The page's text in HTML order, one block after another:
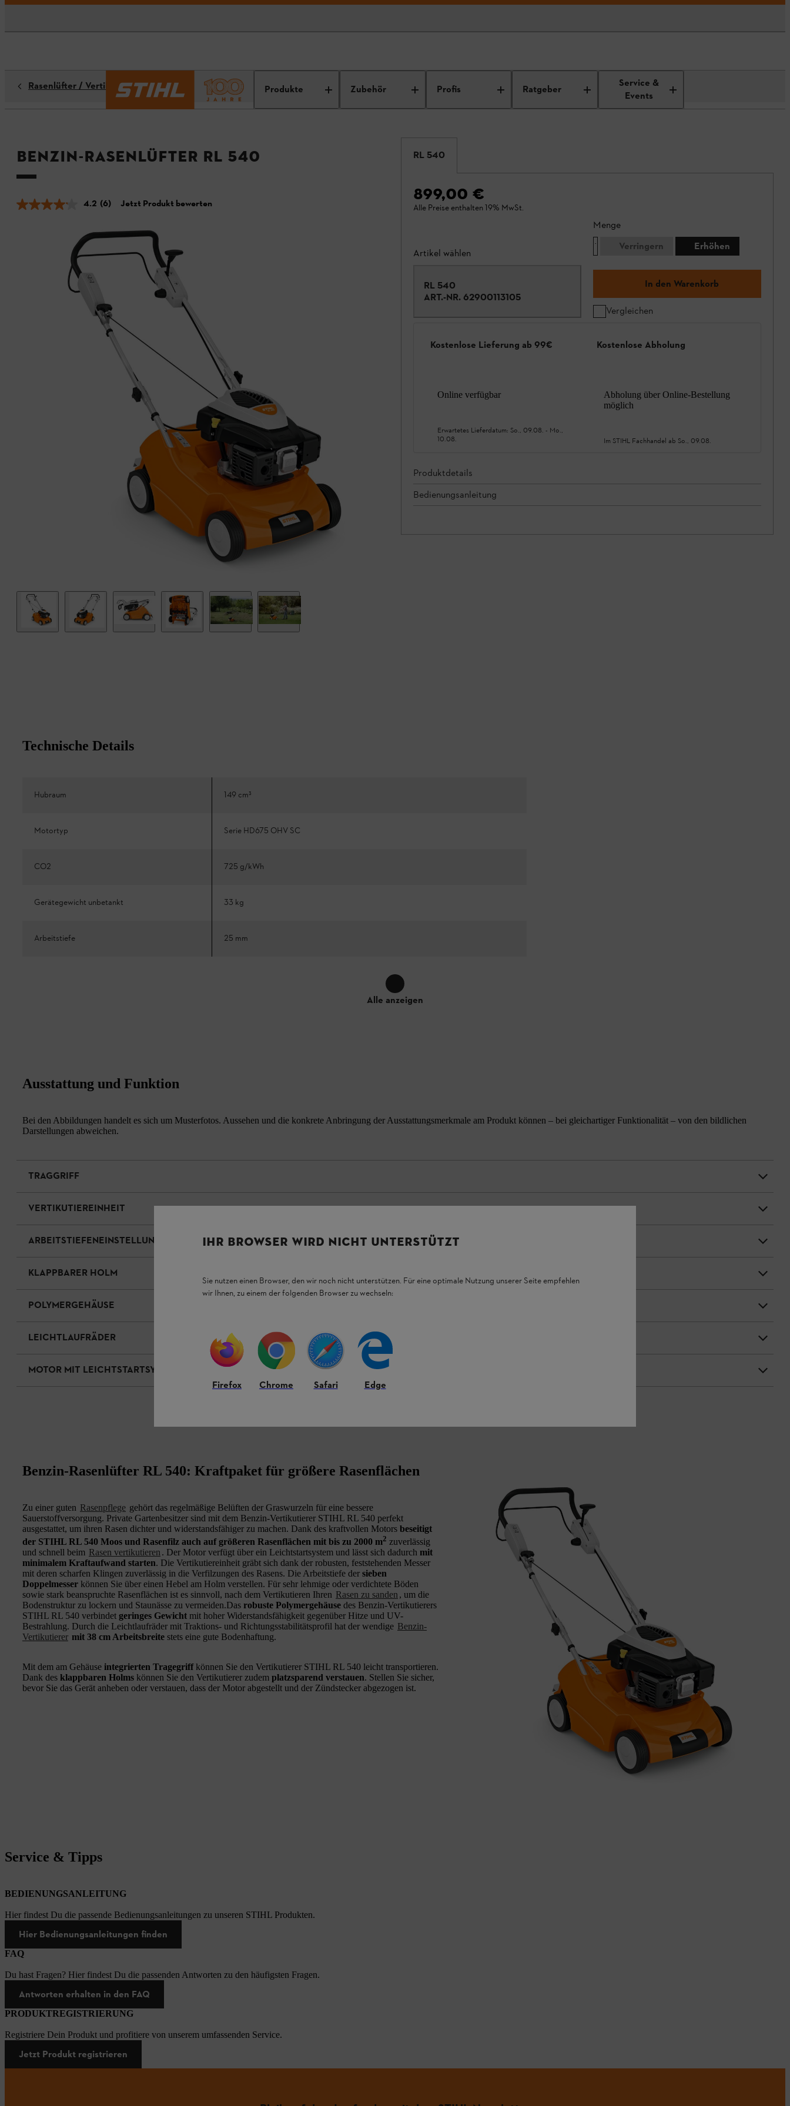
Produkte Zubehör Profis Ratgeber
Service &
Events
Rasenlüfter / Vertikutierer
Benzin-Rasenlüfter RL 540
4.2 (6) Jetzt Produkt bewerten
RL 540
899,00 €
Alle Preise enthalten 19% MwSt.
Artikel wählen
RL 540
ART.-NR. 62900113105
Menge
Verringern
Erhöhen
In den Warenkorb
Vergleichen
Kostenlose Lieferung ab 99€
Online verfügbar
Erwartetes Lieferdatum: So., 09.08. - Mo.,
10.08.
Kostenlose Abholung
Abholung über Online-Bestellung
möglich
Im STIHL Fachhandel ab So., 09.08.
Produktdetails
Bedienungsanleitung
Technische Details
Hubraum 149 cm³
Motortyp Serie HD675 OHV SC
CO2 725 g/kWh
Gerätegewicht unbetankt 33 kg
Arbeitstiefe 25 mm
Alle anzeigen
Ausstattung und Funktion
Bei den Abbildungen handelt es sich um Musterfotos. Aussehen und die konkrete Anbringung der Ausstattungsmerkmale am Produkt können – bei gleichartiger Funktionalität – von den bildlichen
Darstellungen abweichen.
TRAGGRIFF
VERTIKUTIEREINHEIT
ARBEITSTIEFENEINSTELLUNG
KLAPPBARER HOLM
POLYMERGEHÄUSE
LEICHTLAUFRÄDER
MOTOR MIT LEICHTSTARTSYSTEM
Benzin-Rasenlüfter RL 540: Kraftpaket für größere Rasenflächen
Zu einer guten Rasenpflege gehört das regelmäßige Belüften der Graswurzeln für eine bessere
Sauerstoffversorgung. Private Gartenbesitzer sind mit dem Benzin-Vertikutierer STIHL RL 540 perfekt
ausgestattet, um ihren Rasen dichter und widerstandsfähiger zu machen. Dank des kraftvollen Motors beseitigt
der STIHL RL 540 Moos und Rasenfilz auch auf größeren Rasenflächen mit bis zu 2000 m2 zuverlässig
und schnell beim Rasen vertikutieren . Der Motor verfügt über ein Leichtstartsystem und lässt sich dadurch mit
minimalem Kraftaufwand starten. Die Vertikutiereinheit gräbt sich dank der robusten, feststehenden Messer
mit deren scharfen Klingen zuverlässig in die Verfilzungen des Rasens. Die Arbeitstiefe der sieben
Doppelmesser können Sie über einen Hebel am Holm verstellen. Für sehr lehmige oder verdichtete Böden
sowie stark beanspruchte Rasenflächen ist es sinnvoll, nach dem Vertikutieren Ihren Rasen zu sanden , um die
Bodenstruktur zu lockern und Staunässe zu vermeiden.Das robuste Polymergehäuse des Benzin-Vertikutierers
STIHL RL 540 verbindet geringes Gewicht mit hoher Widerstandsfähigkeit gegenüber Hitze und UV-
Bestrahlung. Durch die Leichtlaufräder mit Traktions- und Richtungsstabilitätsprofil hat der wendige Benzin-
Vertikutierer mit 38 cm Arbeitsbreite stets eine gute Bodenhaftung.
Mit dem am Gehäuse integrierten Tragegriffkönnen Sie den Vertikutierer STIHL RL 540 leicht transportieren.
Dank des klappbaren Holms können Sie den Vertikutierer zudem platzsparend verstauen. Stellen Sie sicher,
bevor Sie das Gerät anheben oder verstauen, dass der Motor abgestellt und der Zündstecker abgezogen ist.
Service & Tipps
BEDIENUNGSANLEITUNG
Hier findest Du die passende Bedienungsanleitungen zu unseren STIHL Produkten.
Hier Bedienungsanleitungen finden
FAQ
Du hast Fragen? Hier findest Du die passenden Antworten zu den häufigsten Fragen.
Antworten erhalten in den FAQ
PRODUKTREGISTRIERUNG
Registriere Dein Produkt und profitiere von unserem umfassenden Service.
Jetzt Produkt registrieren
IHR BROWSER WIRD NICHT UNTERSTÜTZT
Sie nutzen einen Browser, den wir noch nicht unterstützen. Für eine optimale Nutzung unserer Seite empfehlen
wir Ihnen, zu einem der folgenden Browser zu wechseln:
Firefox Chrome Safari Edge